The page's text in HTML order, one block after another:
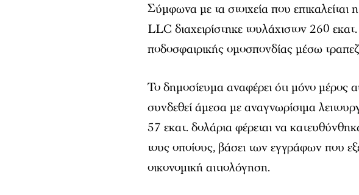
Σύμφωνα με τα στοιχεία που
LLC διαχειρίστηκε τουλάχιστον 260
ποδοσφαιρικής ομοσπονδίας μέσω
Το δημοσίευμα αναφέρει ότι μόνο μέρος
συνδεθεί άμεσα με αναγνωρίσιμα
57 εκατ. δολάρια φέρεται να
τους οποίους, βάσει των εγγράφων που
οικονομική αιτιολόγηση.